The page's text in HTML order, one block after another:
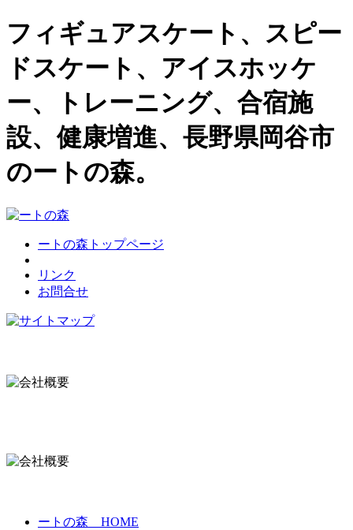
フィギュアスケート、スピー
ドスケート、アイスホッケ
ー、トレーニング、合宿施
設、健康増進、長野県岡谷市
のートの森。
ートの森トップページ
リンク
お問合せ
ートの森 HOME